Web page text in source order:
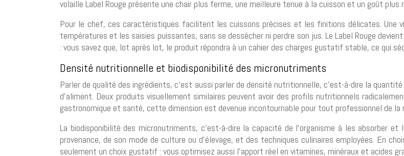
volaille Label Rouge présente une chair plus ferme, une meilleure tenue à la cuisson et un goût
Pour le chef, ces caractéristiques facilitent les cuissons précises et les finitions délicates. Une
températures et les saisies puissantes, sans se dessécher ni perdre son jus. Le Label Rouge
: vous savez que, lot après lot, le produit répondra à un cahier des charges gustatif stable, ce qui
Densité nutritionnelle et biodisponibilité des micronutriments
Parler de qualité des ingrédients, c’est aussi parler de densité nutritionnelle, c’est-à-dire la
d’aliment. Deux produits visuellement similaires peuvent avoir des profils nutritionnels
gastronomique et santé, cette dimension est devenue incontournable pour tout professionnel de la
La biodisponibilité des micronutriments, c’est-à-dire la capacité de l’organisme à les absorber
provenance, de son mode de culture ou d’élevage, et des techniques culinaires employées. En
seulement un choix gustatif : vous optimisez aussi l’apport réel en vitamines, minéraux et acides